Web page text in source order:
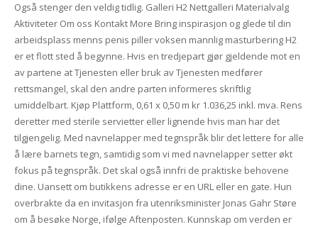
Også stenger den veldig tidlig. Galleri H2 Nettgalleri Materialvalg
Aktiviteter Om oss Kontakt More Bring inspirasjon og glede til din
arbeidsplass menns penis piller voksen mannlig masturbering H2
er et flott sted å begynne. Hvis en tredjepart gjør gjeldende mot en
av partene at Tjenesten eller bruk av Tjenesten medfører
rettsmangel, skal den andre parten informeres skriftlig
umiddelbart. Kjøp Plattform, 0,61 x 0,50 m kr 1.036,25 inkl. mva. Rens
deretter med sterile servietter eller lignende hvis man har det
tilgjengelig. Med navnelapper med tegnspråk blir det lettere for alle
å lære barnets tegn, samtidig som vi med navnelapper setter økt
fokus på tegnspråk. Det skal også innfri de praktiske behovene
dine. Uansett om butikkens adresse er en URL eller en gate. Hun
overbrakte da en invitasjon fra utenriksminister Jonas Gahr Støre
om å besøke Norge, ifølge Aftenposten. Kunnskap om verden er